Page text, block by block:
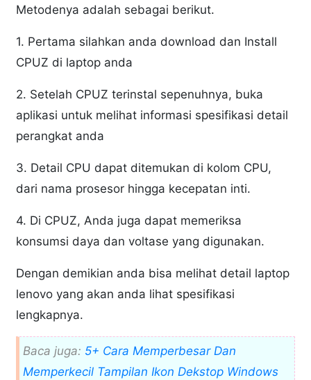
Metodenya adalah sebagai berikut.
1. Pertama silahkan anda download dan Install
CPUZ di laptop anda
2. Setelah CPUZ terinstal sepenuhnya, buka
aplikasi untuk melihat informasi spesifikasi detail
perangkat anda
3. Detail CPU dapat ditemukan di kolom CPU,
dari nama prosesor hingga kecepatan inti.
4. Di CPUZ, Anda juga dapat memeriksa
konsumsi daya dan voltase yang digunakan.
Dengan demikian anda bisa melihat detail laptop
lenovo yang akan anda lihat spesifikasi
lengkapnya.
Baca juga: 5+ Cara Memperbesar Dan
Memperkecil Tampilan Ikon Dekstop Windows